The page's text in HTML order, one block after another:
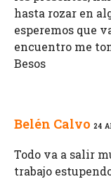
hasta rozar en
esperemos que
encuentro me
Besos
Belén Calvo 24
Todo va a salir
trabajo